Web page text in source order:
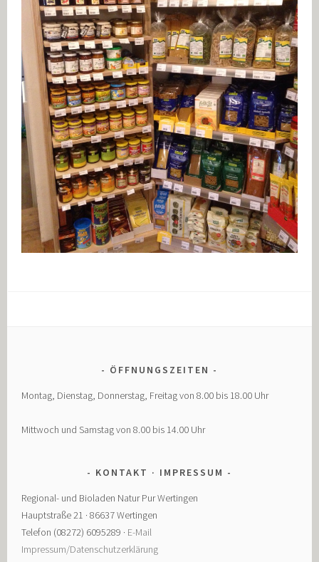
ÖFFNUNGSZEITEN
Montag, Dienstag, Donnerstag, Freitag von 8.00 bis 18.00 Uhr
Mittwoch und Samstag von 8.00 bis 14.00 Uhr
KONTAKT · IMPRESSUM
Regional- und Bioladen Natur Pur Wertingen
Hauptstraße 21 · 86637 Wertingen
Telefon (08272) 6095289 · E-Mail
Impressum/Datenschutzerklärung